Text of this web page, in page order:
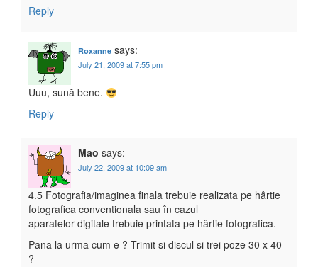
Reply
Roxanne says:
July 21, 2009 at 7:55 pm
Uuu, sună bene.
Reply
Mao says:
July 22, 2009 at 10:09 am
4.5 Fotografia/imaginea finala trebuie realizata pe hârtie
fotografica conventionala sau în cazul
aparatelor digitale trebuie printata pe hârtie fotografica.
Pana la urma cum e ? Trimit si discul si trei poze 30 x 40
?